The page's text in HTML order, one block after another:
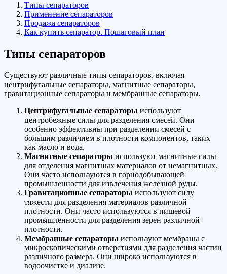
Типы сепараторов
Применение сепараторов
Продажа сепараторов
Как купить сепаратор. Пошаговый план
Типы сепараторов
Существуют различные типы сепараторов, включая
центрифугальные сепараторы, магнитные сепараторы,
гравитационные сепараторы и мембранные сепараторы.
Центрифугальные сепараторы используют
центробежные силы для разделения смесей. Они
особенно эффективны при разделении смесей с
большим различием в плотности компонентов, таких
как масло и вода.
Магнитные сепараторы используют магнитные силы
для отделения магнитных материалов от немагнитных.
Они часто используются в горнодобывающей
промышленности для извлечения железной руды.
Гравитационные сепараторы используют силу
тяжести для разделения материалов различной
плотности. Они часто используются в пищевой
промышленности для разделения зерен различной
плотности.
Мембранные сепараторы используют мембраны с
микроскопическими отверстиями для разделения частиц
различного размера. Они широко используются в
водоочистке и диализе.